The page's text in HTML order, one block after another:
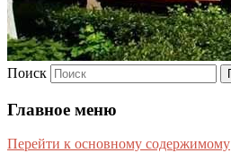
Поиск
Главное меню
Перейти к основному содержимому